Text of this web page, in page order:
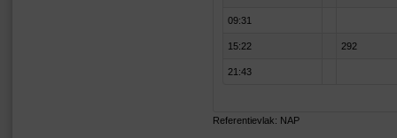
09:31
15:22 292
21:43
Referentievlak: NAP